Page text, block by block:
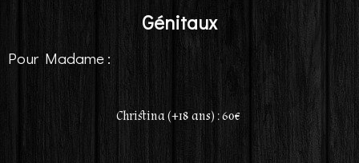
Génitaux
Pour Madame :
Christina (+18 ans) : 60€